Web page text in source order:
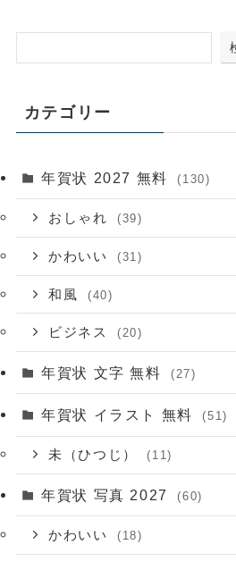
カテゴリー
年賀状 2027 無料 (130)
おしゃれ (39)
かわいい (31)
和風 (40)
ビジネス (20)
年賀状 文字 無料 (27)
年賀状 イラスト 無料 (51)
未（ひつじ） (11)
年賀状 写真 2027 (60)
かわいい (18)